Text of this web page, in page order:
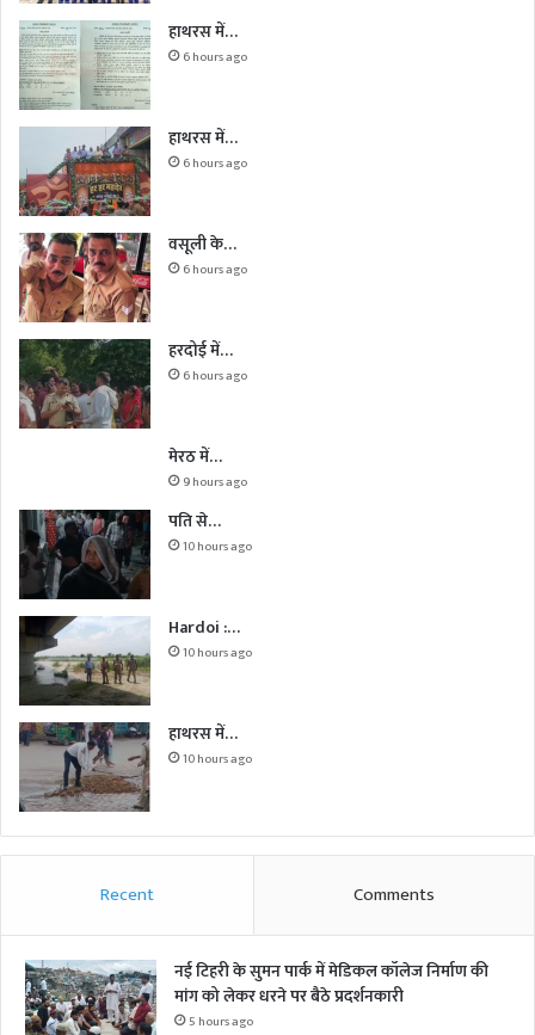
हाथरस में…
6 hours ago
हाथरस में…
6 hours ago
वसूली के…
6 hours ago
हरदोई में…
6 hours ago
मेरठ में…
9 hours ago
पति से…
10 hours ago
Hardoi :…
10 hours ago
हाथरस में…
10 hours ago
Recent Comments
नई टिहरी के सुमन पार्क में मेडिकल कॉलेज निर्माण की
मांग को लेकर धरने पर बैठे प्रदर्शनकारी
5 hours ago